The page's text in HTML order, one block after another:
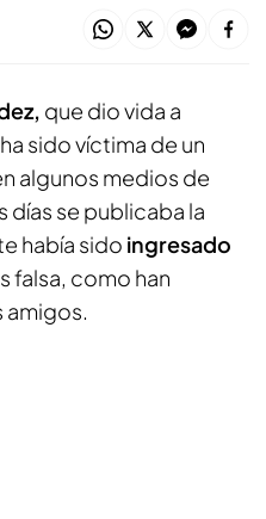
que dio vida a
sido víctima de un
algunos medios de
días se publicaba la
había sido ingresado
falsa, como han
amigos.